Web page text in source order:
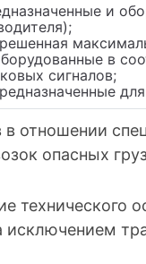
и
в
сигналов;
отношении
опасных